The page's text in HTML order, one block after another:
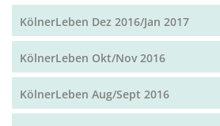
KölnerLeben Dez 2016/Jan 2017
KölnerLeben Okt/Nov 2016
KölnerLeben Aug/Sept 2016